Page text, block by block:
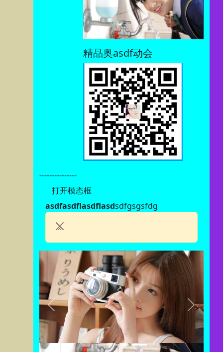
精品奥asdf动会
打开模态框
asdfasdflasdflasdsdfgsgsfdg
×
Previous Next
打开框架。很最复杂 。